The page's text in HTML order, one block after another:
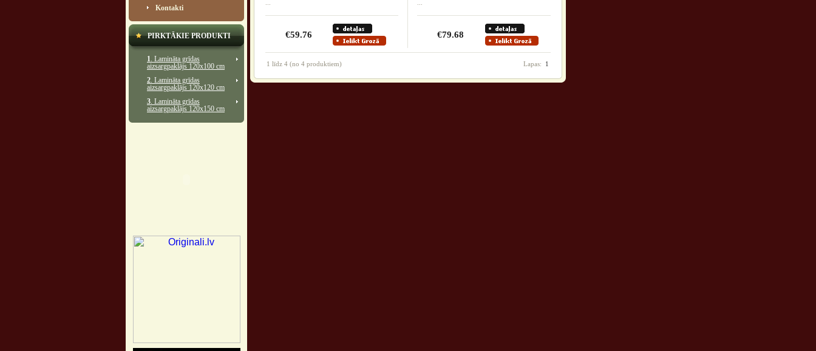
Kontakti
PIRKTĀKIE PRODUKTI
1. Lamināta grīdas
aizsargpaklājs 120x100 cm
2. Lamināta grīdas
aizsargpaklājs 120x120 cm
3. Lamināta grīdas
aizsargpaklājs 120x150 cm
€59.76 €79.68
1 līdz 4 (no 4 produktiem) Lapas: 1